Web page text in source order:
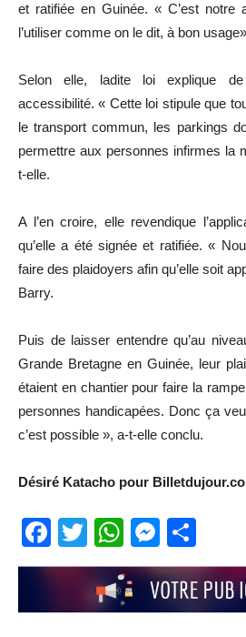
et ratifiée en Guinée. « C’est
l’utiliser comme on le dit, à bon
Selon elle, ladite loi explique
accessibilité. « Cette loi stipule que
le transport commun, les parkings
permettre aux personnes infirmes la
t-elle.
A l’en croire, elle revendique
qu’elle a été signée et ratifiée. «
faire des plaidoyers afin qu’elle soit
Barry.
Puis de laisser entendre qu’au
Grande Bretagne en Guinée, leur
étaient en chantier pour faire la
personnes handicapées. Donc ça
c’est possible », a-t-elle conclu.
Désiré Katacho pour
Facebook
TwitterWhatsApp